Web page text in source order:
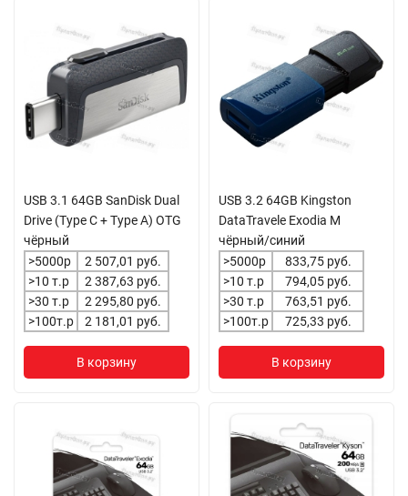
USB 3.1 64GB SanDisk Dual
Drive (Type C + Type A) OTG
чёрный
>5000р
2 507,01 руб.
>10 т.р
2 387,63 руб.
>30 т.р
2 295,80 руб.
>100т.р
2 181,01 руб.
В корзину
USB 3.2 64GB Kingston
DataTravele Exodia M
чёрный/синий
>5000р
833,75 руб.
>10 т.р
794,05 руб.
>30 т.р
763,51 руб.
>100т.р
725,33 руб.
В корзину